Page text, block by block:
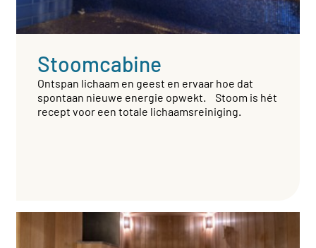
Stoomcabine
Ontspan lichaam en geest en ervaar hoe dat
spontaan nieuwe energie opwekt. Stoom is hét
recept voor een totale lichaamsreiniging.